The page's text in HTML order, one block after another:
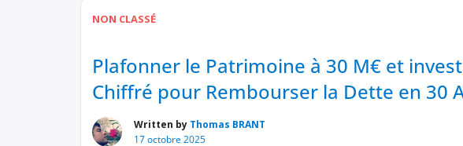
NON CLASSÉ
Plafonner le Patrimoine à 30 M€ et
Chiffré pour Rembourser la Dette en 30
Written by Thomas BRANT
17 octobre 2025